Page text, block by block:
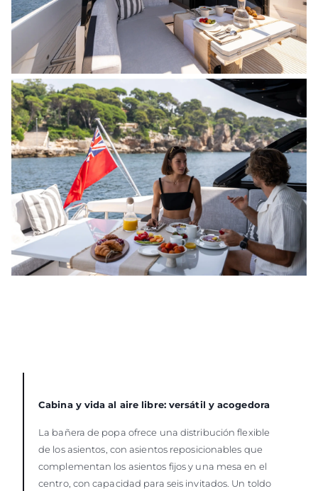
Cabina y vida al aire libre: versátil y acogedora
La bañera de popa ofrece una distribución flexible
de los asientos, con asientos reposicionables que
complementan los asientos fijos y una mesa en el
centro, con capacidad para seis invitados. Un toldo